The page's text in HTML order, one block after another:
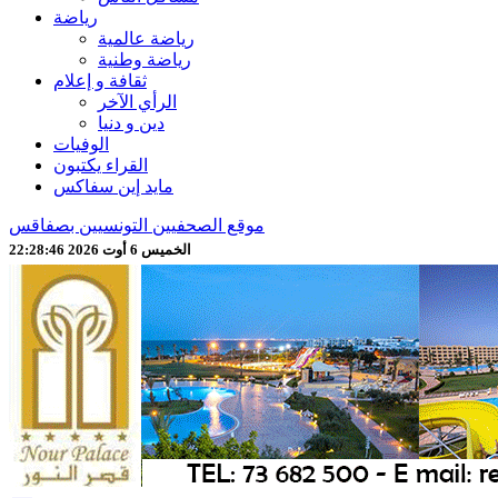
رياضة
رياضة عالمية
رياضة وطنية
ثقافة و إعلام
الرأي الآخر
دين و دنيا
الوفيات
القراء يكتبون
مايد إين سفاكس
موقع الصحفيين التونسيين بصفاقس
الخميس 6 أوت 2026 22:28:48